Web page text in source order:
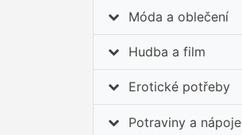
Móda a oblečení
Hudba a film
Erotické potřeby
Potraviny a nápoje